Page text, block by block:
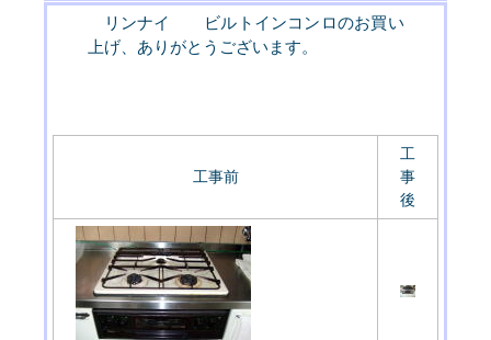
リンナイ ビルトインコンロのお買い
上げ、ありがとうございます。
工事前
工
事
後